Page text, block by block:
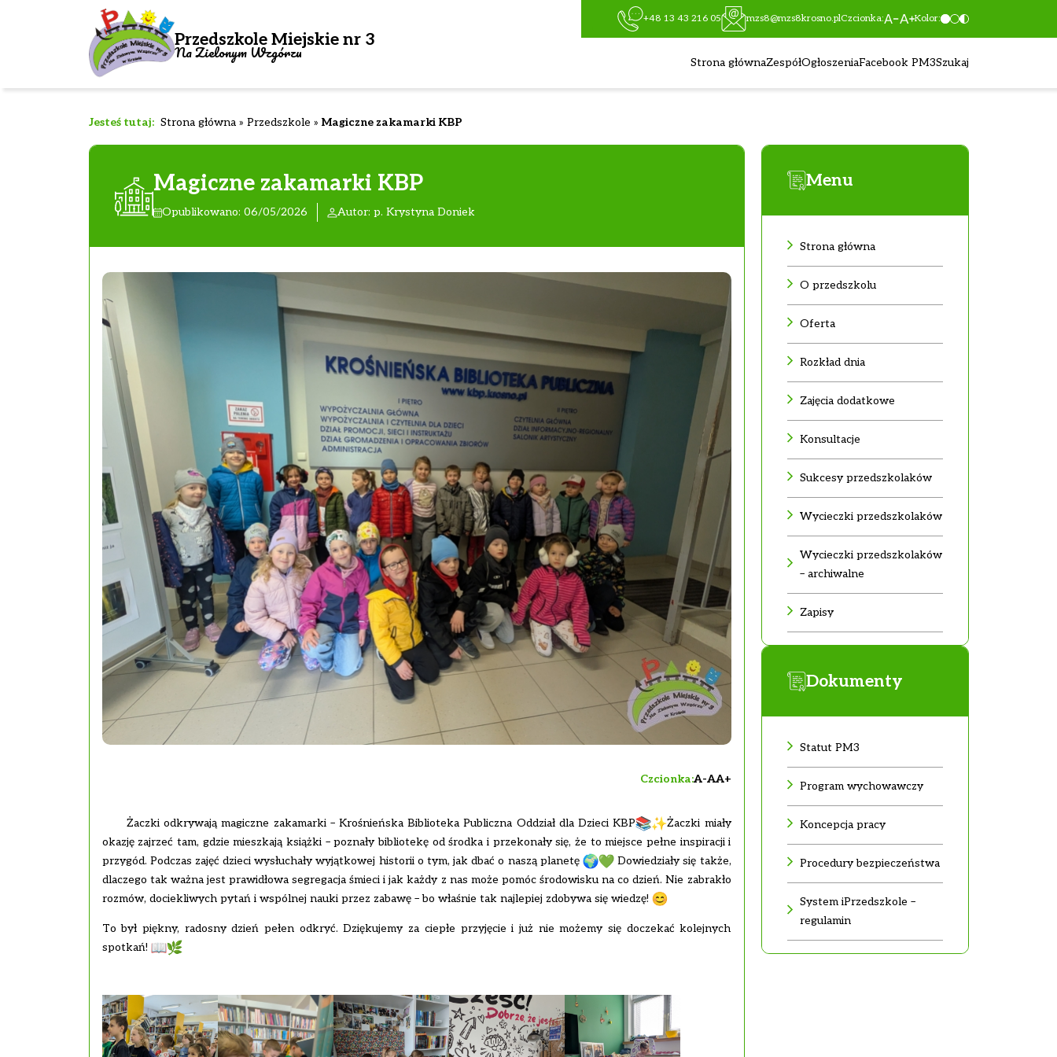
+48 13 43 216 05 mzs8@mzs8krosno.plCzcionka: Kolor:
Przedszkole Miejskie nr 3
Na Zielonym Wzgórzu Strona głównaZespółOgłoszeniaFacebook PM3Szukaj
Strona główna» Przedszkole » Magiczne zakamarki KBP
Magiczne zakamarki KBP
Opublikowano: 06/05/2026 Autor: p. Krystyna Doniek
Czcionka:A-AA+
Żaczki odkrywają magiczne zakamarki – Krośnieńska Biblioteka Publiczna Oddział dla Dzieci KBP
Żaczki miały
okazję zajrzeć tam, gdzie mieszkają książki – poznały bibliotekę od środka i przekonały się, że to miejsce pełne inspiracji i
przygód. Podczas zajęć dzieci wysłuchały wyjątkowej historii o tym, jak dbać o naszą planetę
Dowiedziały się także,
dlaczego tak ważna jest prawidłowa segregacja śmieci i jak każdy z nas może pomóc środowisku na co dzień. Nie zabrakło
rozmów, dociekliwych pytań i wspólnej nauki przez zabawę – bo właśnie tak najlepiej zdobywa się wiedzę!
To był piękny, radosny dzień pełen odkryć. Dziękujemy za ciepłe przyjęcie i już nie możemy się doczekać kolejnych
spotkań!
Menu
Strona główna
O przedszkolu
Oferta
Rozkład dnia
Zajęcia dodatkowe
Konsultacje
Sukcesy przedszkolaków
Wycieczki przedszkolaków
Wycieczki przedszkolaków
– archiwalne
Zapisy
Dokumenty
Statut PM3
Program wychowawczy
Koncepcja pracy
Procedury bezpieczeństwa
System iPrzedszkole –
regulamin